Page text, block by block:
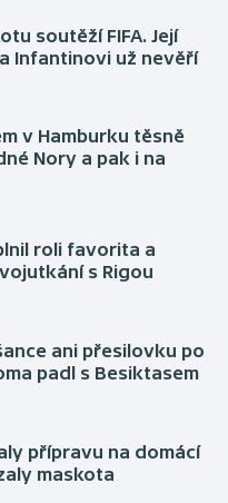
soutěží FIFA. Její
Infantinovi už nevěří
v Hamburku těsně
Nory a pak i na
roli favorita a
s Rigou
ani přesilovku po
padl s Besiktasem
přípravu na domácí
maskota